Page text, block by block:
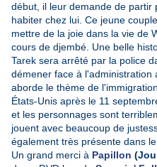
début, il leur demande de partir
habiter chez lui. Ce jeune
mettre de la joie dans la vie de
cours de djembé. Une belle
Tarek sera arrêté par la police
démener face à l'administration
aborde le thème de
États-Unis après le 11
et les personnages sont
jouent avec beaucoup de
également très présente dans le
Un grand merci à Papillon